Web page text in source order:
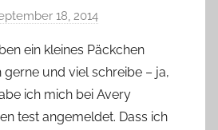
18, 2014
n
Y
v
o
ein kleines Päckchen
gerne und viel schreibe – ja,
ich mich bei Avery
test angemeldet. Dass ich